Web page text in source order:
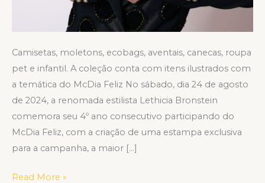
Camisetas, moletons, ecobags, aventais, canecas, roupa
pet e infantil. A coleção conta com itens ilustrados com
a temática do McDia Feliz No sábado, dia 24 de agosto
de 2024, a renomada estilista Lethicia Bronstein
comemora seu 4º ano consecutivo participando do
McDia Feliz, com a criação de uma estampa exclusiva
para a campanha, a maior […]
Read More »